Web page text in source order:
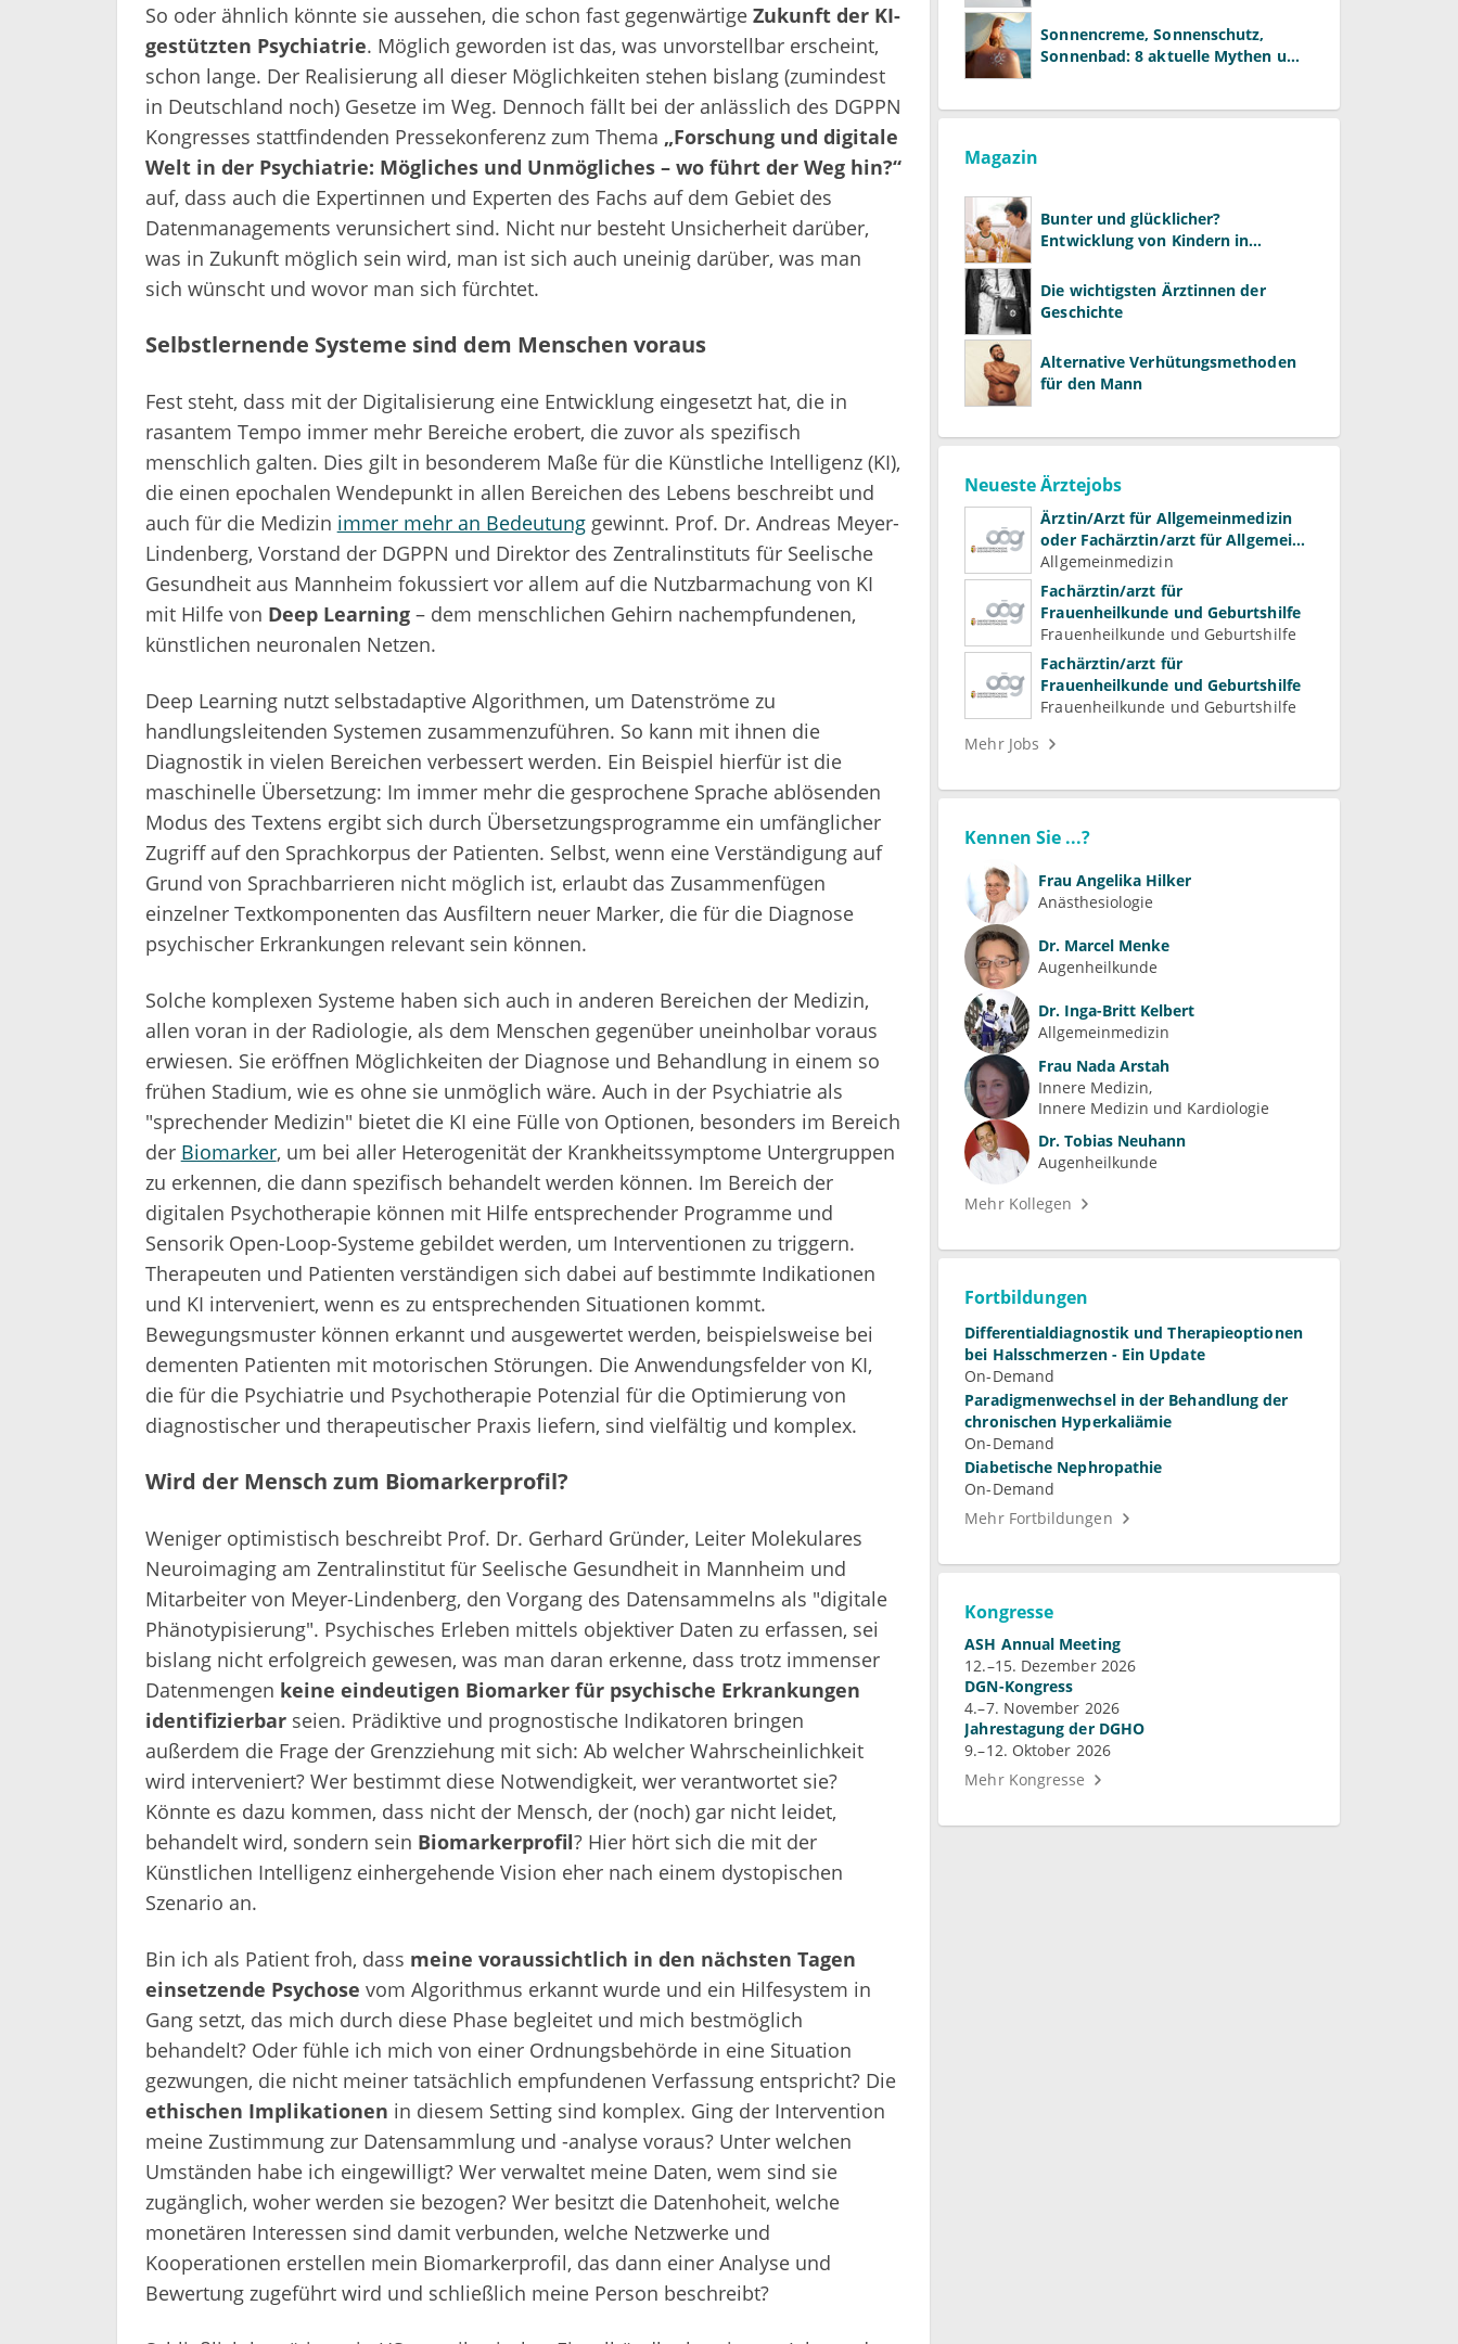
So oder ähnlich könnte sie aussehen, die schon fast gegenwärtige Zukunft der KI-
gestützten Psychiatrie. Möglich geworden ist das, was unvorstellbar erscheint,
schon lange. Der Realisierung all dieser Möglichkeiten stehen bislang (zumindest
in Deutschland noch) Gesetze im Weg. Dennoch fällt bei der anlässlich des DGPPN
Kongresses stattfindenden Pressekonferenz zum Thema „Forschung und digitale
Welt in der Psychiatrie: Mögliches und Unmögliches – wo führt der Weg hin?“
auf, dass auch die Expertinnen und Experten des Fachs auf dem Gebiet des
Datenmanagements verunsichert sind. Nicht nur besteht Unsicherheit darüber,
was in Zukunft möglich sein wird, man ist sich auch uneinig darüber, was man
sich wünscht und wovor man sich fürchtet.
Selbstlernende Systeme sind dem Menschen voraus
Fest steht, dass mit der Digitalisierung eine Entwicklung eingesetzt hat, die in
rasantem Tempo immer mehr Bereiche erobert, die zuvor als spezifisch
menschlich galten. Dies gilt in besonderem Maße für die Künstliche Intelligenz (KI),
die einen epochalen Wendepunkt in allen Bereichen des Lebens beschreibt und
auch für die Medizin immer mehr an Bedeutunggewinnt. Prof. Dr. Andreas Meyer-
Lindenberg, Vorstand der DGPPN und Direktor des Zentralinstituts für Seelische
Gesundheit aus Mannheim fokussiert vor allem auf die Nutzbarmachung von KI
mit Hilfe von Deep Learning– dem menschlichen Gehirn nachempfundenen,
künstlichen neuronalen Netzen.
Deep Learning nutzt selbstadaptive Algorithmen, um Datenströme zu
handlungsleitenden Systemen zusammenzuführen. So kann mit ihnen die
Diagnostik in vielen Bereichen verbessert werden. Ein Beispiel hierfür ist die
maschinelle Übersetzung: Im immer mehr die gesprochene Sprache ablösenden
Modus des Textens ergibt sich durch Übersetzungsprogramme ein umfänglicher
Zugriff auf den Sprachkorpus der Patienten. Selbst, wenn eine Verständigung auf
Grund von Sprachbarrieren nicht möglich ist, erlaubt das Zusammenfügen
einzelner Textkomponenten das Ausfiltern neuer Marker, die für die Diagnose
psychischer Erkrankungen relevant sein können.
Solche komplexen Systeme haben sich auch in anderen Bereichen der Medizin,
allen voran in der Radiologie, als dem Menschen gegenüber uneinholbar voraus
erwiesen. Sie eröffnen Möglichkeiten der Diagnose und Behandlung in einem so
frühen Stadium, wie es ohne sie unmöglich wäre. Auch in der Psychiatrie als
"sprechender Medizin" bietet die KI eine Fülle von Optionen, besonders im Bereich
der Biomarker, um bei aller Heterogenität der Krankheitssymptome Untergruppen
zu erkennen, die dann spezifisch behandelt werden können. Im Bereich der
digitalen Psychotherapie können mit Hilfe entsprechender Programme und
Sensorik Open-Loop-Systeme gebildet werden, um Interventionen zu triggern.
Therapeuten und Patienten verständigen sich dabei auf bestimmte Indikationen
und KI interveniert, wenn es zu entsprechenden Situationen kommt.
Bewegungsmuster können erkannt und ausgewertet werden, beispielsweise bei
dementen Patienten mit motorischen Störungen. Die Anwendungsfelder von KI,
die für die Psychiatrie und Psychotherapie Potenzial für die Optimierung von
diagnostischer und therapeutischer Praxis liefern, sind vielfältig und komplex.
Wird der Mensch zum Biomarkerprofil?
Weniger optimistisch beschreibt Prof. Dr. Gerhard Gründer, Leiter Molekulares
Neuroimaging am Zentralinstitut für Seelische Gesundheit in Mannheim und
Mitarbeiter von Meyer-Lindenberg, den Vorgang des Datensammelns als "digitale
Phänotypisierung". Psychisches Erleben mittels objektiver Daten zu erfassen, sei
bislang nicht erfolgreich gewesen, was man daran erkenne, dass trotz immenser
Datenmengen keine eindeutigen Biomarker für psychische Erkrankungen
identifizierbarseien. Prädiktive und prognostische Indikatoren bringen
außerdem die Frage der Grenzziehung mit sich: Ab welcher Wahrscheinlichkeit
wird interveniert? Wer bestimmt diese Notwendigkeit, wer verantwortet sie?
Könnte es dazu kommen, dass nicht der Mensch, der (noch) gar nicht leidet,
behandelt wird, sondern sein Biomarkerprofil? Hier hört sich die mit der
Künstlichen Intelligenz einhergehende Vision eher nach einem dystopischen
Szenario an.
Bin ich als Patient froh, dass meine voraussichtlich in den nächsten Tagen
einsetzende Psychose vom Algorithmus erkannt wurde und ein Hilfesystem in
Gang setzt, das mich durch diese Phase begleitet und mich bestmöglich
behandelt? Oder fühle ich mich von einer Ordnungsbehörde in eine Situation
gezwungen, die nicht meiner tatsächlich empfundenen Verfassung entspricht? Die
ethischen Implikationen in diesem Setting sind komplex. Ging der Intervention
meine Zustimmung zur Datensammlung und -analyse voraus? Unter welchen
Umständen habe ich eingewilligt? Wer verwaltet meine Daten, wem sind sie
zugänglich, woher werden sie bezogen? Wer besitzt die Datenhoheit, welche
monetären Interessen sind damit verbunden, welche Netzwerke und
Kooperationen erstellen mein Biomarkerprofil, das dann einer Analyse und
Bewertung zugeführt wird und schließlich meine Person beschreibt?
Sonnencreme, Sonnenschutz,
Sonnenbad: 8 aktuelle Mythen und
Magazin
Bunter und glücklicher?
Entwicklung von Kindern in
Die wichtigsten Ärztinnen der
Geschichte
Alternative Verhütungsmethoden
für den Mann
Neueste Ärztejobs
Ärztin/Arzt für Allgemeinmedizin
oder Fachärztin/arzt für Allgemein-
und Familienmedizin für
Psychiatrie und
Psychotherapeutische Medizin
Allgemeinmedizin
Fachärztin/arzt für
Frauenheilkunde und Geburtshilfe
Frauenheilkunde und Geburtshilfe
Fachärztin/arzt für
Frauenheilkunde und Geburtshilfe
Frauenheilkunde und Geburtshilfe
Mehr Jobs
Kennen Sie ...?
Frau Angelika Hilker
Anästhesiologie
Dr. Marcel Menke
Augenheilkunde
Dr. Inga-Britt Kelbert
Allgemeinmedizin
Frau Nada Arstah
Innere Medizin
Innere Medizin und Kardiologie
Dr. Tobias Neuhann
Augenheilkunde
Mehr Kollegen
Fortbildungen
Differentialdiagnostik und Therapieoptionen
bei Halsschmerzen - Ein Update
On-Demand
Paradigmenwechsel in der Behandlung der
chronischen Hyperkaliämie
On-Demand
Diabetische Nephropathie
On-Demand
Mehr Fortbildungen
Kongresse
ASH Annual Meeting
12.–15. Dezember 2026
DGN-Kongress
4.–7. November 2026
Jahrestagung der DGHO
9.–12. Oktober 2026
Mehr Kongresse